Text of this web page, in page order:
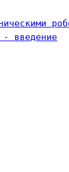
- введение